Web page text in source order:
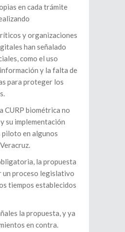
en cada trámite
y organizaciones
han señalado
como el uso
y la falta de
para proteger los
CURP biométrica no
su implementación
piloto en algunos
la propuesta
un proceso legislativo
tiempos establecidos
la propuesta, y ya
en contra.